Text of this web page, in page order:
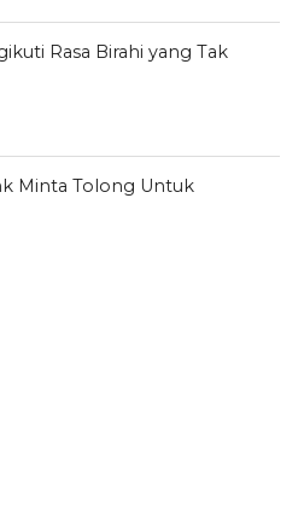
Rasa Birahi yang Tak
Minta Tolong Untuk